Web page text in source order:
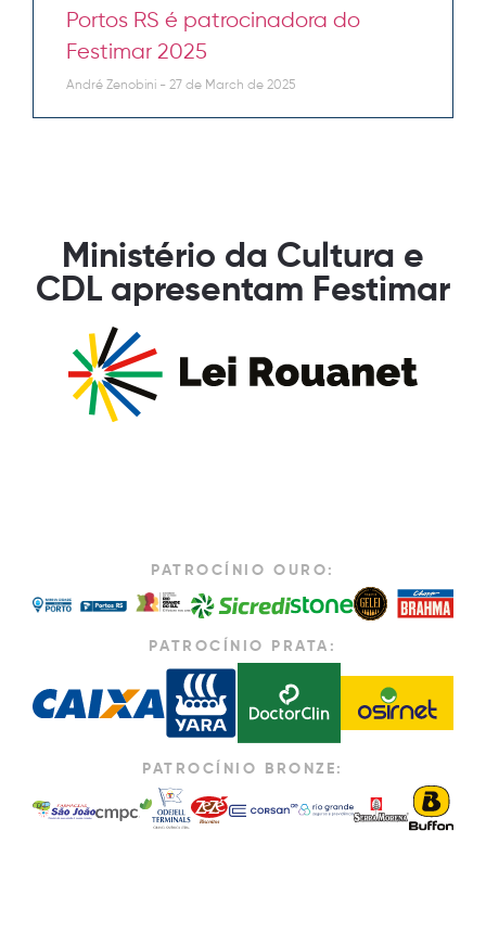
Portos RS é patrocinadora do
Festimar 2025
André Zenobini 27 de March de 2025
Ministério da Cultura e
CDL apresentam Festimar
PATROCÍNIO OURO:
PATROCÍNIO PRATA:
PATROCÍNIO BRONZE: